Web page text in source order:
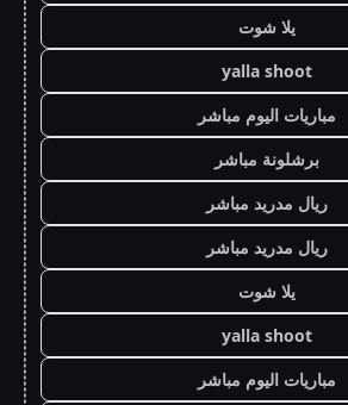
يلا شوت
yalla shoot
مباريات اليوم مباشر
برشلونة مباشر
ريال مدريد مباشر
ريال مدريد مباشر
يلا شوت
yalla shoot
مباريات اليوم مباشر